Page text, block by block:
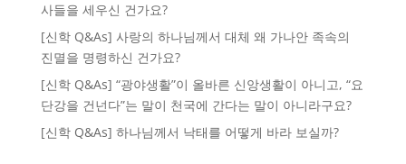
사들을 세우신 건가요?
[신학 Q&As] 사랑의 하나님께서 대체 왜 가나안 족속의
진멸을 명령하신 건가요?
[신학 Q&As] “광야생활”이 올바른 신앙생활이 아니고, “요
단강을 건넌다”는 말이 천국에 간다는 말이 아니라구요?
[신학 Q&As] 하나님께서 낙태를 어떻게 바라 보실까?